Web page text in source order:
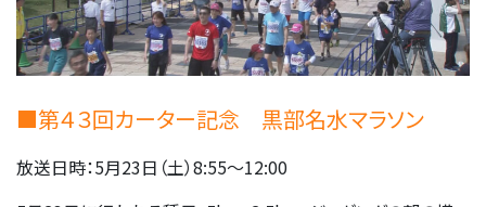
■第４３回カーター記念 黒部名水マラソン
放送日時：5月23日（土）8:55～12:00